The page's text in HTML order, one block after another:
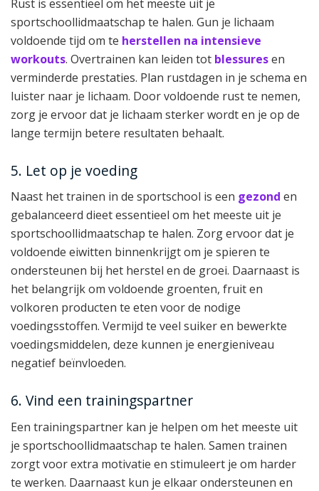
Rust is essentieel om het meeste uit je
sportschoollidmaatschap te halen. Gun je lichaam
voldoende tijd om te herstellen na intensieve
workouts. Overtrainen kan leiden tot blessuresen
verminderde prestaties. Plan rustdagen in je schema en
luister naar je lichaam. Door voldoende rust te nemen,
zorg je ervoor dat je lichaam sterker wordt en je op de
lange termijn betere resultaten behaalt.
5. Let op je voeding
Naast het trainen in de sportschool is een gezond en
gebalanceerd dieet essentieel om het meeste uit je
sportschoollidmaatschap te halen. Zorg ervoor dat je
voldoende eiwitten binnenkrijgt om je spieren te
ondersteunen bij het herstel en de groei. Daarnaast is
het belangrijk om voldoende groenten, fruit en
volkoren producten te eten voor de nodige
voedingsstoffen. Vermijd te veel suiker en bewerkte
voedingsmiddelen, deze kunnen je energieniveau
negatief beïnvloeden.
6. Vind een trainingspartner
Een trainingspartner kan je helpen om het meeste uit
je sportschoollidmaatschap te halen. Samen trainen
zorgt voor extra motivatie en stimuleert je om harder
te werken. Daarnaast kun je elkaar ondersteunen en